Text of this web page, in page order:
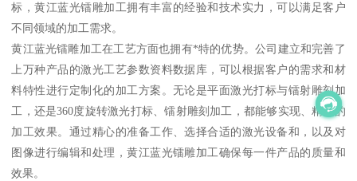
标，黄江蓝光镭雕加工拥有丰富的经验和技术实力，可以满足客户
不同领域的加工需求。
黄江蓝光镭雕加工在工艺方面也拥有*特的优势。公司建立和完善了
上万种产品的激光工艺参数资料数据库，可以根据客户的需求和材
料特性进行定制化的加工方案。无论是平面激光打标与镭射雕刻加
工，还是360度旋转激光打标、镭射雕刻加工，都能够实现、精细的
加工效果。通过精心的准备工作、选择合适的激光设备和，以及对
图像进行编辑和处理，黄江蓝光镭雕加工确保每一件产品的质量和
效果。